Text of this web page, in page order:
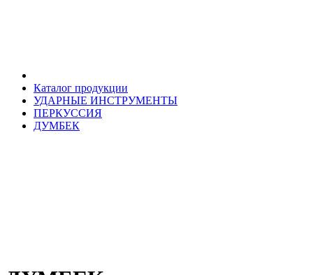
Каталог продукции
УДАРНЫЕ ИНСТРУМЕНТЫ
ПЕРКУССИЯ
ДУМБЕК